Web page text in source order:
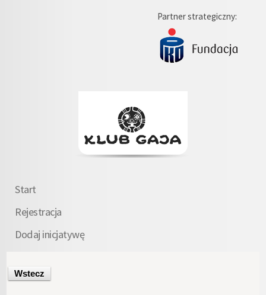
Partner strategiczny:
Start
Rejestracja
Dodaj inicjatywę
Wstecz